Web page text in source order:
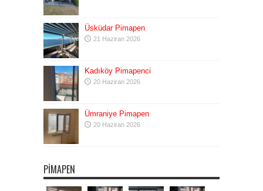
Üsküdar Pimapen
21 Haziran 2026
Kadıköy Pimapenci
20 Haziran 2026
Ümraniye Pimapen
20 Haziran 2026
PIMAPEN